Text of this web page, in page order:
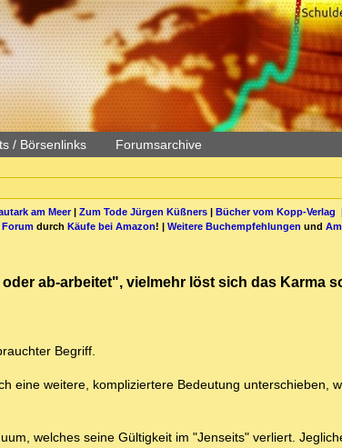
/ Börsenlinks Forumsarchive
am Meer| Zum Tode Jürgen Küßners| Bücher vom Kopp-Verlag
Forum durch Käufe bei Amazon! | Weitere Buchempfehlungen und
ab-arbeitet", vielmehr löst sich das Karma
Begriff.
eine weitere, kompliziertere Bedeutung unterschieben,
welches seine Gültigkeit im "Jenseits" verliert.